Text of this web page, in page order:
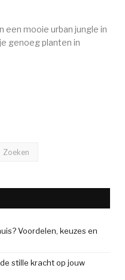
een mooie urban jungle in
genoeg planten in
Voordelen, keuzes en
stille kracht op jouw